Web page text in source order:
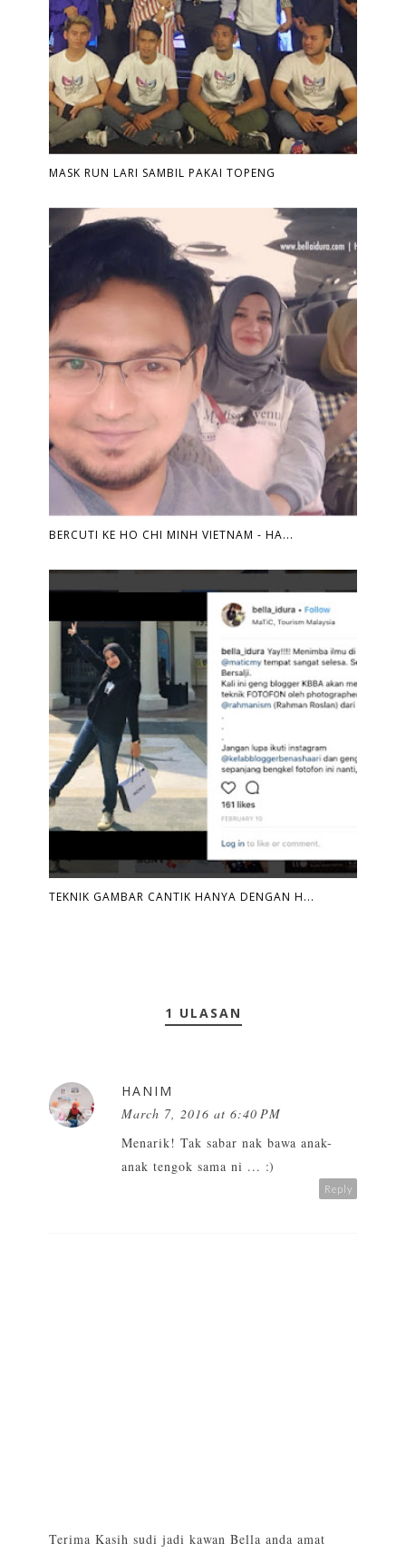
MASK RUN LARI SAMBIL PAKAI TOPENG
BERCUTI KE HO CHI MINH VIETNAM - HA...
TEKNIK GAMBAR CANTIK HANYA DENGAN H...
1 ULASAN
HANIM
March 7, 2016 at 6:40 PM
Menarik! Tak sabar nak bawa anak-
anak tengok sama ni ... :)
Reply
Terima Kasih sudi jadi kawan Bella anda amat